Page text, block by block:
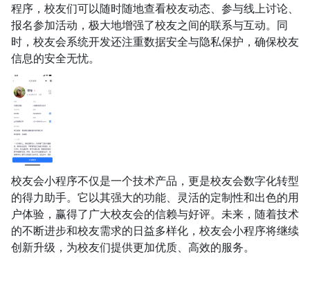
程序，校友们可以随时随地查看校友动态、参与线上讨论、
报名参加活动，极大地增强了校友之间的联系与互动。同
时，校友会系统开发还注重数据安全与隐私保护，确保校友
信息的安全无忧。
校友会小程序不仅是一个技术产品，更是校友会数字化转型
的得力助手。它以其强大的功能、灵活的定制性和出色的用
户体验，赢得了广大校友会的信赖与好评。未来，随着技术
的不断进步和校友需求的日益多样化，校友会小程序将继续
创新升级，为校友们提供更加优质、高效的服务。